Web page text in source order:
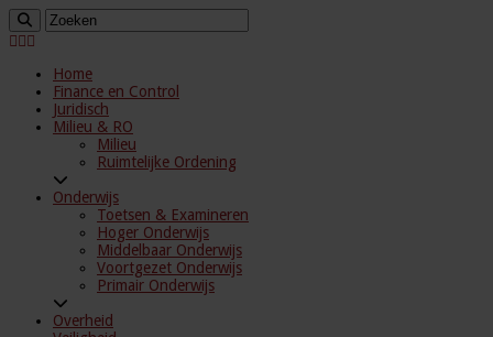
Home
Finance en Control
Juridisch
Milieu & RO
Milieu
Ruimtelijke Ordening
Onderwijs
Toetsen & Examineren
Hoger Onderwijs
Middelbaar Onderwijs
Voortgezet Onderwijs
Primair Onderwijs
Overheid